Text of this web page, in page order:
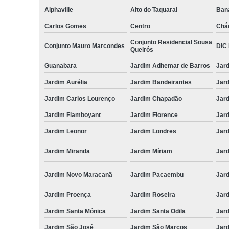
Alphaville Alto do Taquaral
Carlos Gomes Centro
Conjunto Mauro Marcondes
Conjunto Residencial Sousa
Queirós
DIC
Guanabara Jardim Adhemar de Barros
Jardim Aurélia Jardim Bandeirantes
Jardim Carlos Lourenço Jardim Chapadão
Jardim Flamboyant Jardim Florence
Jardim Leonor Jardim Londres
Jardim Miranda Jardim Míriam
Jardim Novo Maracanã Jardim Pacaembu
Jardim Proença Jardim Roseira
Jardim Santa Mônica Jardim Santa Odila
Jardim São José Jardim São Marcos